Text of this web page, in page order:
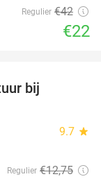
Regulier €42
€22
bij
9.7 star
Regulier €12,75